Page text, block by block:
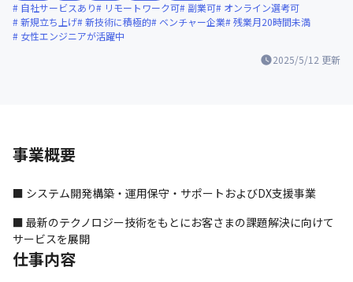
2025/5/12 更新
自社サービスあり
リモートワーク可 副業可
オンライン選考可
新規立ち上げ 新技術に積極的 ベンチャー企業 残業月20時間未満
女性エンジニアが活躍中
事業概要
■ システム開発構築・運用保守・サポートおよびDX支援事業
■ 最新のテクノロジー技術をもとにお客さまの課題解決に向けて
サービスを展開
仕事内容